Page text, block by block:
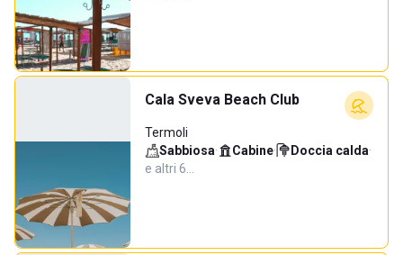
Cala Sveva Beach Club
Termoli
Sabbiosa· Cabine· Doccia calda·
e altri 6…